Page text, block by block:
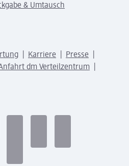
& Umtausch
Karriere
Presse
dm Verteilzentrum